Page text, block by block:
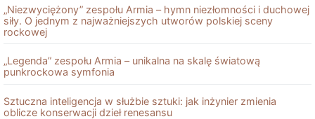
„Niezwyciężony” zespołu Armia – hymn niezłomności i duchowej
siły. O jednym z najważniejszych utworów polskiej sceny
rockowej
„Legenda” zespołu Armia – unikalna na skalę światową
punkrockowa symfonia
Sztuczna inteligencja w służbie sztuki: jak inżynier zmienia
oblicze konserwacji dzieł renesansu